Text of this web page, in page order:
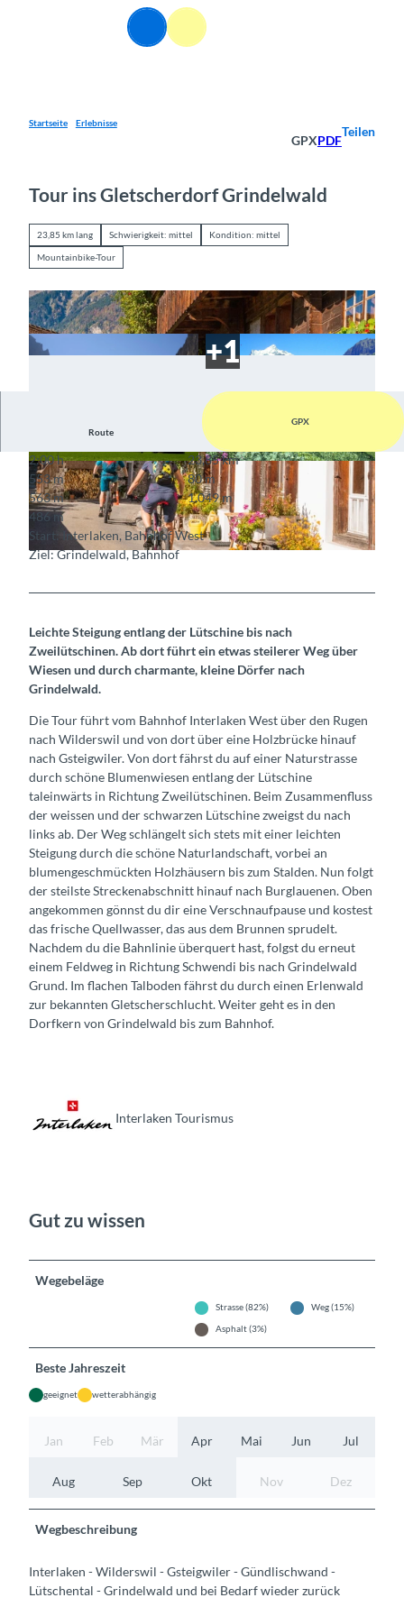
Suche Menü
Startseite Erlebnisse
GPXPDF
Teilen
Tour ins Gletscherdorf Grindelwald
23,85 km lang Schwierigkeit: mittel Kondition: mittel
Mountainbike-Tour
© Mike Kaufmann, Interlaken Tourismus, Interlaken Tourismus
© Interlaken Tourismus © Interlaken Tourismus
Route
GPX
2:00 h
23,85 km
553 m
80 m
563 m
1.049 m
486 m
Start: Interlaken, Bahnhof West
Ziel: Grindelwald, Bahnhof
Leichte Steigung entlang der Lütschine bis nach
Zweilütschinen. Ab dort führt ein etwas steilerer Weg über
Wiesen und durch charmante, kleine Dörfer nach
Grindelwald.
Die Tour führt vom Bahnhof Interlaken West über den Rugen
nach Wilderswil und von dort über eine Holzbrücke hinauf
nach Gsteigwiler. Von dort fährst du auf einer Naturstrasse
durch schöne Blumenwiesen entlang der Lütschine
taleinwärts in Richtung Zweilütschinen. Beim Zusammenfluss
der weissen und der schwarzen Lütschine zweigst du nach
links ab. Der Weg schlängelt sich stets mit einer leichten
Steigung durch die schöne Naturlandschaft, vorbei an
blumengeschmückten Holzhäusern bis zum Stalden. Nun folgt
der steilste Streckenabschnitt hinauf nach Burglauenen. Oben
angekommen gönnst du dir eine Verschnaufpause und kostest
das frische Quellwasser, das aus dem Brunnen sprudelt.
Nachdem du die Bahnlinie überquert hast, folgst du erneut
einem Feldweg in Richtung Schwendi bis nach Grindelwald
Grund. Im flachen Talboden fährst du durch einen Erlenwald
zur bekannten Gletscherschlucht. Weiter geht es in den
Dorfkern von Grindelwald bis zum Bahnhof.
Interlaken Tourismus
Gut zu wissen
Wegebeläge
Strasse (82%)
Weg (15%)
Asphalt (3%)
Beste Jahreszeit
geeignet wetterabhängig
Jan Feb Mär Apr Mai Jun Jul
Aug Sep Okt Nov Dez
Wegbeschreibung
Interlaken - Wilderswil - Gsteigwiler - Gündlischwand -
Lütschental - Grindelwald und bei Bedarf wieder zurück